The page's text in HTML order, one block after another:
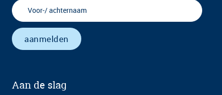
Aan de slag